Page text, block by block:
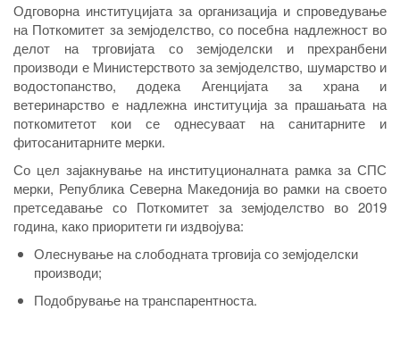
Одговорна институцијата за организација и спроведување
на Поткомитет за земјоделство, со посебна надлежност во
делот на трговијата со земјоделски и прехранбени
производи е Министерството за земјоделство, шумарство и
водостопанство, додека Агенцијата за храна и
ветеринарство е надлежна институција за прашањата на
поткомитетот кои се однесуваат на санитарните и
фитосанитарните мерки.
Со цел зајакнување на институционалната рамка за СПС
мерки, Република Северна Македонија во рамки на своето
претседавање со Поткомитет за земјоделство во 2019
година, како приоритети ги издвојува:
Олеснување на слободната трговија со земјоделски
производи;
Подобрување на транспарентноста.